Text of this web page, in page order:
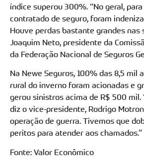
índice superou 300%. “No geral,
contratado de seguro, foram
Houve perdas bastante grandes nas
Joaquim Neto, presidente da
da Federação Nacional de Seguros
Na Newe Seguros, 100% das 8,5 mil
rural do inverno foram acionadas e
gerou sinistros acima de R$ 500 mil.
diz o vice-presidente, Rodrigo
operação de guerra. Tivemos que
peritos para atender aos chamados.”
Fonte: Valor Econômico